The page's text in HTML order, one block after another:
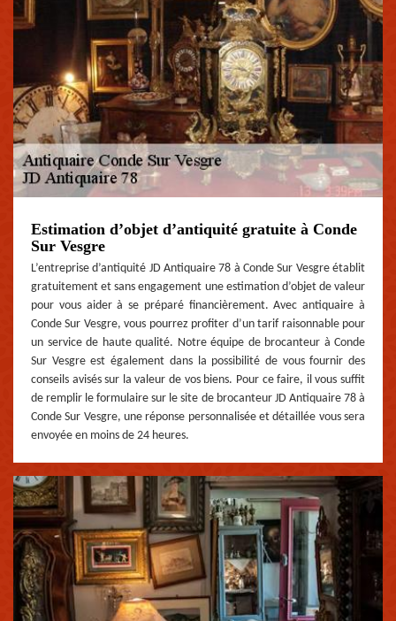
Estimation d’objet d’antiquité gratuite à Conde
Sur Vesgre
L’entreprise d’antiquité JD Antiquaire 78 à Conde Sur Vesgre établit
gratuitement et sans engagement une estimation d’objet de valeur
pour vous aider à se préparé financièrement. Avec antiquaire à
Conde Sur Vesgre, vous pourrez profiter d’un tarif raisonnable pour
un service de haute qualité. Notre équipe de brocanteur à Conde
Sur Vesgre est également dans la possibilité de vous fournir des
conseils avisés sur la valeur de vos biens. Pour ce faire, il vous suffit
de remplir le formulaire sur le site de brocanteur JD Antiquaire 78 à
Conde Sur Vesgre, une réponse personnalisée et détaillée vous sera
envoyée en moins de 24 heures.